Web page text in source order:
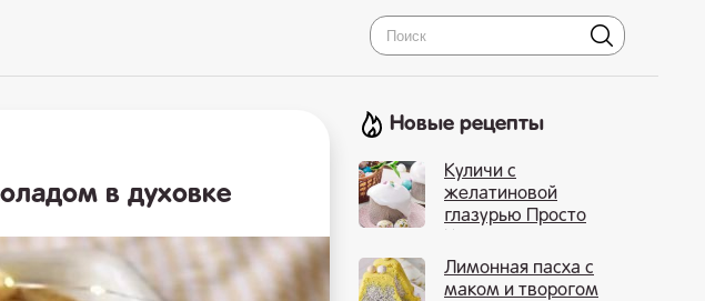
в духовке
Новые рецепты
Куличи с
желатиновой
глазурью Просто
Лимонная пасха с
маком и творогом